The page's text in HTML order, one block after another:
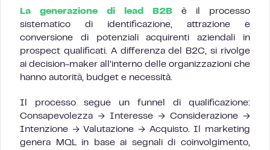
La generazione di lead B2B è il processo
sistematico di identificazione, attrazione e
conversione di potenziali acquirenti aziendali in
prospect qualificati. A differenza del B2C, si rivolge
ai decision-maker all’interno delle organizzazioni che
hanno autorità, budget e necessità.
Il processo segue un funnel di qualificazione:
Consapevolezza → Interesse → Considerazione →
Intenzione → Valutazione → Acquisto. Il marketing
genera MQL in base ai segnali di coinvolgimento,